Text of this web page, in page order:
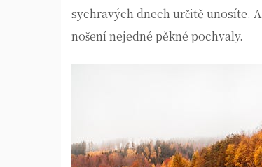
sychravých dnech určitě unosíte.
nošení nejedné pěkné pochvaly.